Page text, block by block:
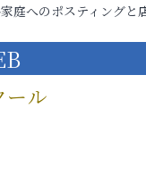
庭へのポスティングと
ール